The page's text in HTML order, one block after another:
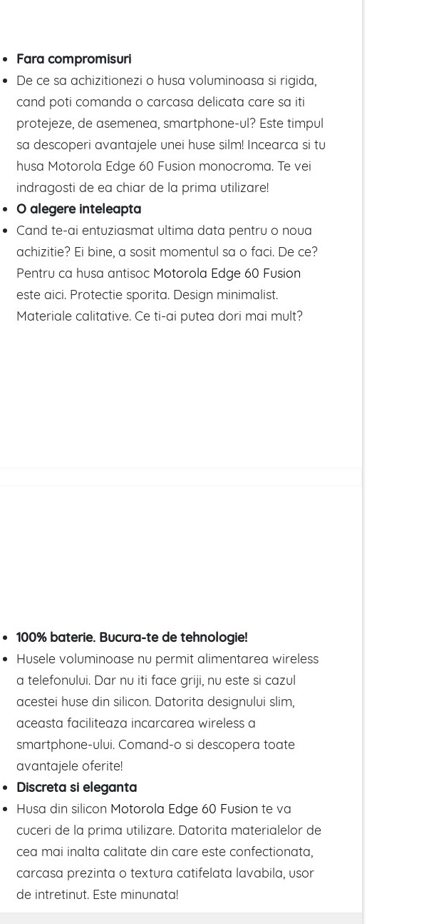
Fara compromisuri
De ce sa achizitionezi o husa voluminoasa si rigida,
cand poti comanda o carcasa delicata care sa iti
protejeze, de asemenea, smartphone-ul? Este timpul
sa descoperi avantajele unei huse silm! Incearca si tu
husa Motorola Edge 60 Fusion monocroma. Te vei
indragosti de ea chiar de la prima utilizare!
O alegere inteleapta
Cand te-ai entuziasmat ultima data pentru o noua
achizitie? Ei bine, a sosit momentul sa o faci. De ce?
Pentru ca husa antisoc Motorola Edge 60 Fusion
este aici. Protectie sporita. Design minimalist.
Materiale calitative. Ce ti-ai putea dori mai mult?
100% baterie. Bucura-te de tehnologie!
Husele voluminoase nu permit alimentarea wireless
a telefonului. Dar nu iti face griji, nu este si cazul
acestei huse din silicon. Datorita designului slim,
aceasta faciliteaza incarcarea wireless a
smartphone-ului. Comand-o si descopera toate
avantajele oferite!
Discreta si eleganta
Husa din silicon Motorola Edge 60 Fusion te va
cuceri de la prima utilizare. Datorita materialelor de
cea mai inalta calitate din care este confectionata,
carcasa prezinta o textura catifelata lavabila, usor
de intretinut. Este minunata!